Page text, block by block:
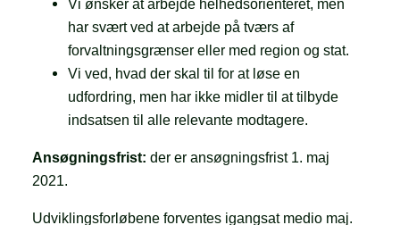
Vi ønsker at arbejde helhedsorienteret, men
har svært ved at arbejde på tværs af
forvaltningsgrænser eller med region og stat.
Vi ved, hvad der skal til for at løse en
udfordring, men har ikke midler til at tilbyde
indsatsen til alle relevante modtagere.
Ansøgningsfrist: der er ansøgningsfrist 1. maj
2021.
Udviklingsforløbene forventes igangsat medio maj.